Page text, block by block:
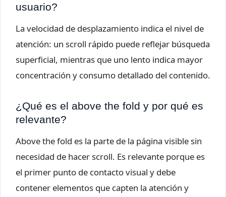
usuario?
La velocidad de desplazamiento indica el nivel de
atención: un scroll rápido puede reflejar búsqueda
superficial, mientras que uno lento indica mayor
concentración y consumo detallado del contenido.
¿Qué es el above the fold y por qué es
relevante?
Above the fold es la parte de la página visible sin
necesidad de hacer scroll. Es relevante porque es
el primer punto de contacto visual y debe
contener elementos que capten la atención y